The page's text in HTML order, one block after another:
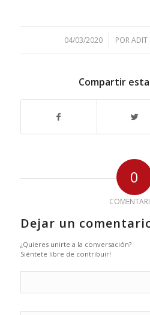
04/03/2020
/ PORADIT
Compartir
0
Dejar un
¿Quieres unirte a la conversación?
Siéntete libre de contribuir!